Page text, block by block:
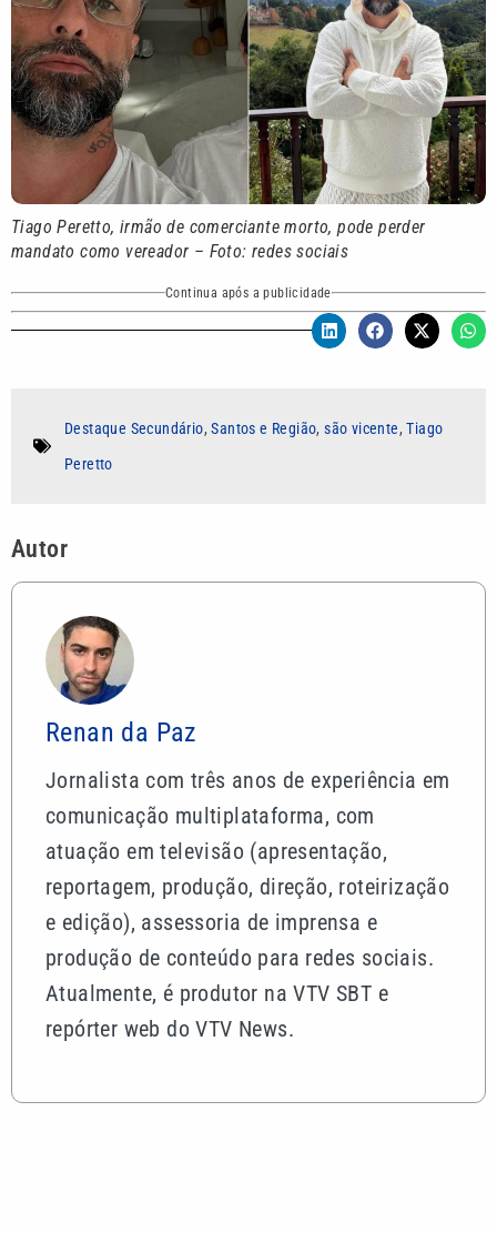
Tiago Peretto, irmão de comerciante morto, pode perder
mandato como vereador – Foto: redes sociais
Continua após a publicidade
Destaque Secundário,Santos e Região,são vicente,Tiago
Peretto
Autor
Renan da Paz
Jornalista com três anos de experiência em
comunicação multiplataforma, com
atuação em televisão (apresentação,
reportagem, produção, direção, roteirização
e edição), assessoria de imprensa e
produção de conteúdo para redes sociais.
Atualmente, é produtor na VTV SBT e
repórter web do VTV News.